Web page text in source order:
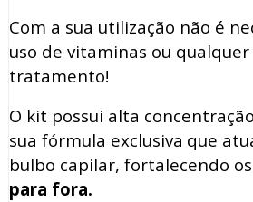
Com a sua utilização não é
uso de vitaminas ou
tratamento!
O kit possui alta concentração
sua fórmula exclusiva que
bulbo capilar, fortalecendo
para fora.